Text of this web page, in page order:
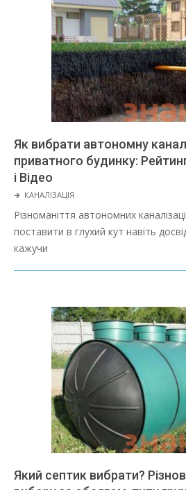
Як вибрати автономну
приватного будинку:
і Відео
2022-
03-
🡲 КАНАЛІЗАЦІЯ
Різноманіття автономних
поставити в глухий кут навіть
кажучи
Який септик вибрати?